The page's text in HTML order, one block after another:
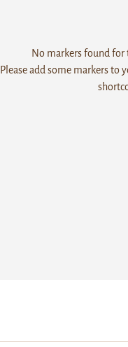
No markers found for
Please add some markers to